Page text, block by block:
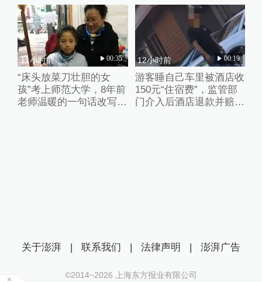
11小时前 00:35
“床头放菜刀壮胆的女
孩”考上师范大学，8年前
老师温暖的一句话改写了
12小时前 00:19
游客睡自己车里被酒店收
150元“住宿费”，监管部
门介入后酒店退款并赔偿
关于澎湃 | 联系我们 | 法律声明 | 澎湃广告
©2014~2026 上海东方报业有限公司